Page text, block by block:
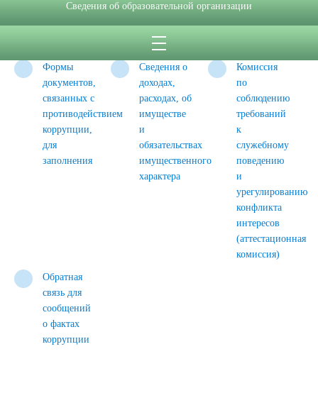
противодействия
Формы
документов,
связанных с
противодействием
коррупции,
для
заполнения
Сведения о
доходах,
расходах, об
имуществе
и
обязательствах
имущественного
характера
Комиссия
по
соблюдению
требований
к
служебному
поведению
и
урегулированию
конфликта
интересов
(аттестационная
комиссия)
Обратная
связь для
сообщений
о фактах
коррупции
Сведения об образовательной организации